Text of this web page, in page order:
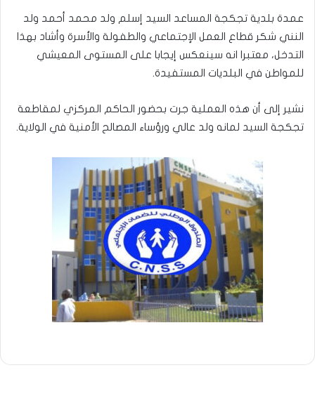
عمدة بلدية تجكجة المساعد السيد إسلم ولد محمد أحمد ولد
النني شكر قطاع العمل الإجتماعي والطفولة والأسرة وأشاد بهذا
التدخل، معتبرا انه سينعكس إيجابا على المستوى المعيشي
للمواطن في البلديات المستفيدة.
نشير إلى أن هذه العملية جرت بحضور الحاكم المركزي لمقاطعة
تجكجة السيد لمانه ولد عالي ورؤساء المصالح الأمنية في الولاية.